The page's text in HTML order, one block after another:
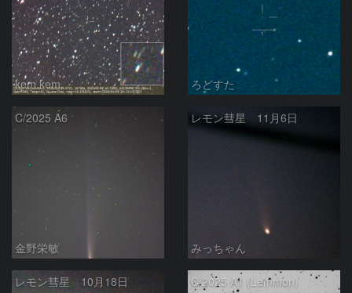
kem.kem ろどすた
C/2025 A6
金野栄敏
レモン彗星 11月6日
みっちゃん
レモン彗星 10月18日 C/2025 A1 (Lemmon)